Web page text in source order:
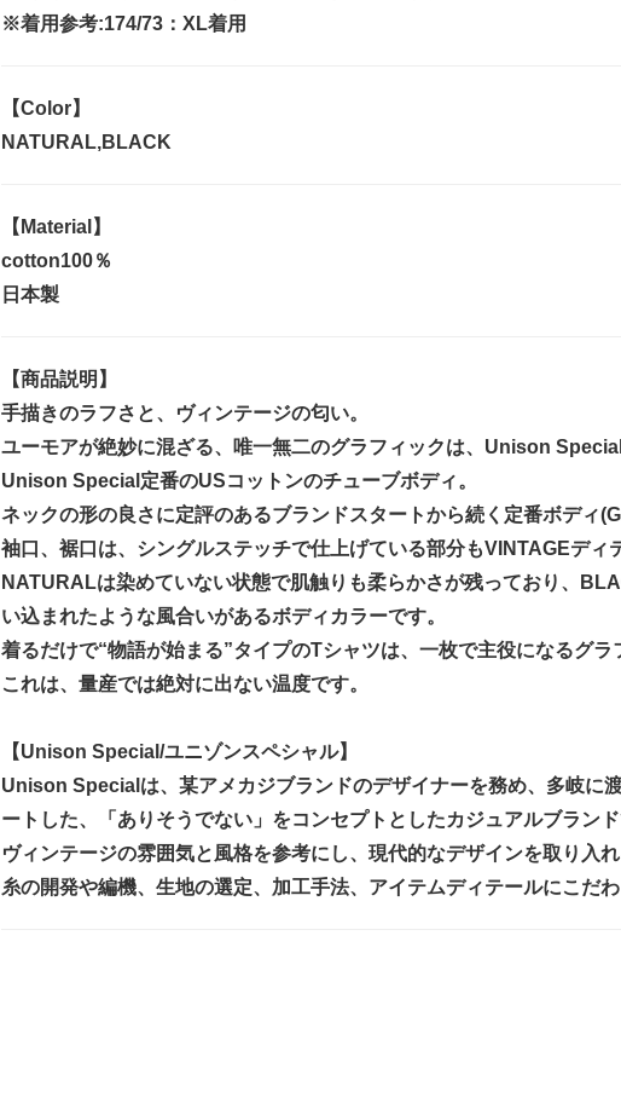
※着用参考:174/73：XL着用
【Color】
NATURAL,BLACK
【Material】
cotton100％
日本製
【商品説明】
手描きのラフさと、ヴィンテージの匂い。
ユーモアが絶妙に混ざる、唯一無二のグラフィックは、Unison
Unison Special定番のUSコットンのチューブボディ。
ネックの形の良さに定評のあるブランドスタートから続く定番ボディ
袖口、裾口は、シングルステッチで仕上げている部分もVINTAGEディ
NATURALは染めていない状態で肌触りも柔らかさが残っており、
い込まれたような風合いがあるボディカラーです。
着るだけで“物語が始まる”タイプのTシャツは、一枚で主役になるグラ
これは、量産では絶対に出ない温度です。
【Unison Special/ユニゾンスペシャル】
Unison Specialは、某アメカジブランドのデザイナーを務め、多岐に
ートした、「ありそうでない」をコンセプトとしたカジュアルブランド
ヴィンテージの雰囲気と風格を参考にし、現代的なデザインを取り入
糸の開発や編機、生地の選定、加工手法、アイテムディテールにこだ